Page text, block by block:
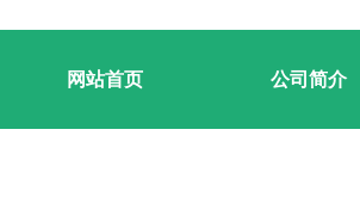
网站首页 公司简介